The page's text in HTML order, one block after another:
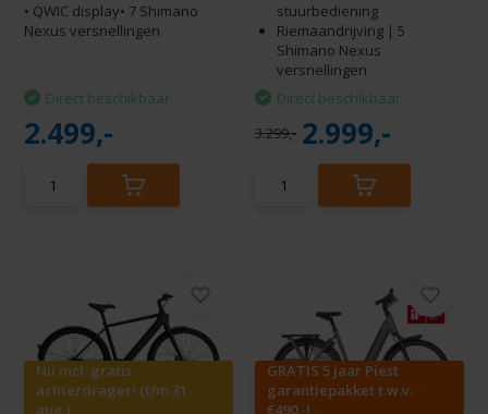
• QWIC display• 7 Shimano
Nexus versnellingen
Direct beschikbaar
2.499,-
stuurbediening
Riemaandrijving | 5
Shimano Nexus
versnellingen
Direct beschikbaar
3.299,- 2.999,-
Nu incl. gratis
achterdrager! (t/m 31
aug.)
GRATIS 5 jaar Piest
garantiepakket t.w.v.
€490.-!